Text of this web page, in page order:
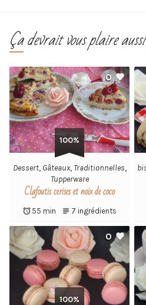
Ça devrait vous plaire
100%
0
Dessert, Gâteaux,Traditionnelles,
Tupperware
Clafoutis cerises et noix de coco
55 min 7 ingrédients
100%
0